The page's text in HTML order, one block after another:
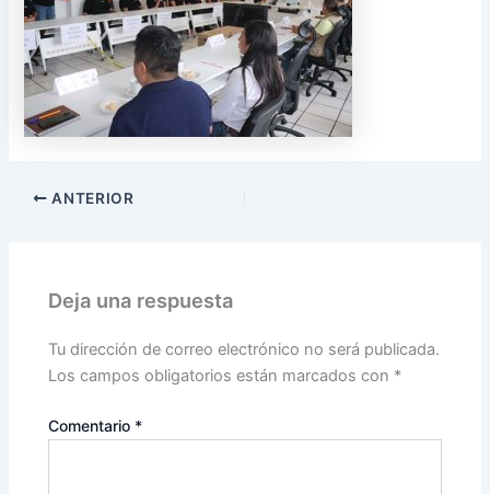
ANTERIOR
Deja una respuesta
Tu dirección de correo electrónico no será publicada.
Los campos obligatorios están marcados con *
Comentario *